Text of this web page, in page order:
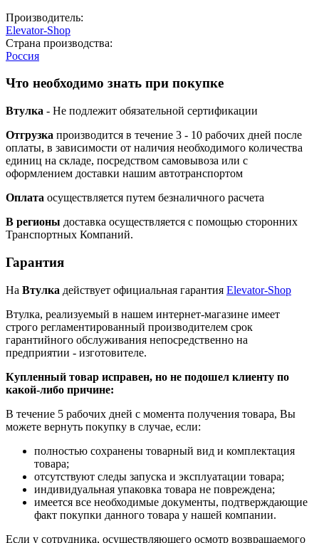
Производитель:
Elevator-Shop
Страна производства:
Россия
Что необходимо знать при покупке
Втулка - Не подлежит обязательной сертификации
Отгрузка производится в течение 3 - 10 рабочих дней после
оплаты, в зависимости от наличия необходимого количества
единиц на складе, посредством самовывоза или с
оформлением доставки нашим автотранспортом
Оплата осуществляется путем безналичного расчета
В регионы доставка осуществляется с помощью сторонних
Транспортных Компаний.
Гарантия
На Втулка действует официальная гарантия Elevator-Shop
Втулка, реализуемый в нашем интернет-магазине имеет
строго регламентированный производителем срок
гарантийного обслуживания непосредственно на
предприятии - изготовителе.
Купленный товар исправен, но не подошел клиенту по
какой-либо причине:
В течение 5 рабочих дней с момента получения товара, Вы
можете вернуть покупку в случае, если:
полностью сохранены товарный вид и комплектация
товара;
отсутствуют следы запуска и эксплуатации товара;
индивидуальная упаковка товара не повреждена;
имеется все необходимые документы, подтверждающие
факт покупки данного товара у нашей компании.
Если у сотрудника, осуществляющего осмотр возвращаемого